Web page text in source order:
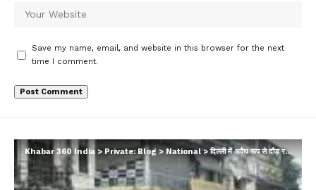
Save my name, email, and website in this browser for the next
time I comment.
Khabar 360 India > Private: Blog>National >दिल्ली में अवैध रूप से दौड़ रहे 114 ई-रिक्शा जब्त, जेसीबी से किया नष्ट